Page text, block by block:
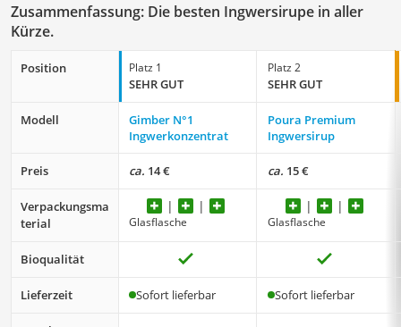
Zusammenfassung: Die besten Ingwersirupe in aller
Kürze.
Position Platz 1
SEHR GUT
Platz 2
SEHR GUT
Modell
Gimber N°1
Ingwerkonzentrat
Poura Premium
Ingwersirup
Preis ca. 14 € ca. 15 €
Verpackungsma
terial
Glasflasche Glasflasche
Bioqualität
Lieferzeit Sofort lieferbar Sofort lieferbar